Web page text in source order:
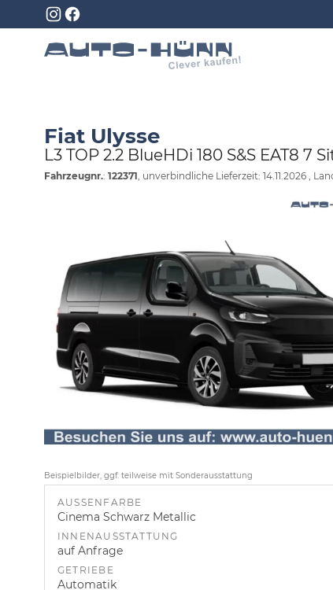
Fiat Ulysse
L3 TOP 2.2 BlueHDi 180 S&S EAT8
Fahrzeugnr.: 122371 , unverbindliche Lieferzeit: 14.11.2026 ,
Beispielbilder, ggf. teilweise mit Sonderausstattung
AUSSENFARBE
Cinema Schwarz Metallic
INNENAUSSTATTUNG
auf Anfrage
GETRIEBE
Automatik